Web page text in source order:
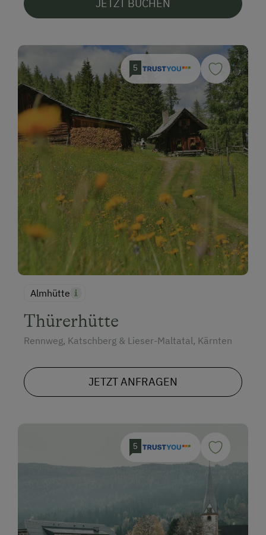
JETZT BUCHEN
5
Almhütte
Thürerhütte
Rennweg, Katschberg & Lieser-Maltatal, Kärnten
JETZT ANFRAGEN
5